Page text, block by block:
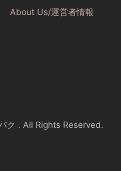
About Us/運営者情報
ク . All Rights Reserved.